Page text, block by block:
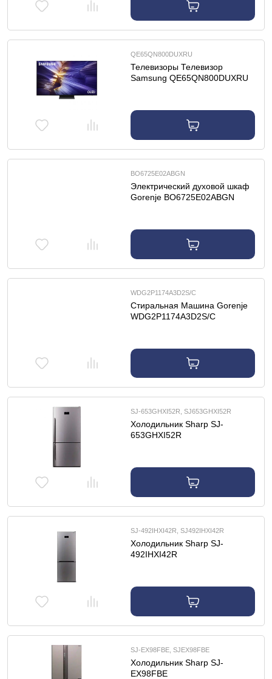
QE65QN800DUXRU
Телевизоры Телевизор
Samsung QE65QN800DUXRU
BO6725E02ABGN
Электрический духовой шкаф
Gorenje BO6725E02ABGN
WDG2P1174A3D2S/C
Cтиральная Машина Gorenje
WDG2P1174A3D2S/C
SJ-653GHXI52R, SJ653GHXI52R
Холодильник Sharp SJ-
653GHXI52R
SJ-492IHXI42R, SJ492IHXI42R
Холодильник Sharp SJ-
492IHXI42R
SJ-EX98FBE, SJEX98FBE
Холодильник Sharp SJ-
EX98FBE